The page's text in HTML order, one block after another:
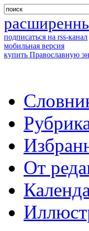
подписаться на rss-канал
мобильная версия
купить Православную
От